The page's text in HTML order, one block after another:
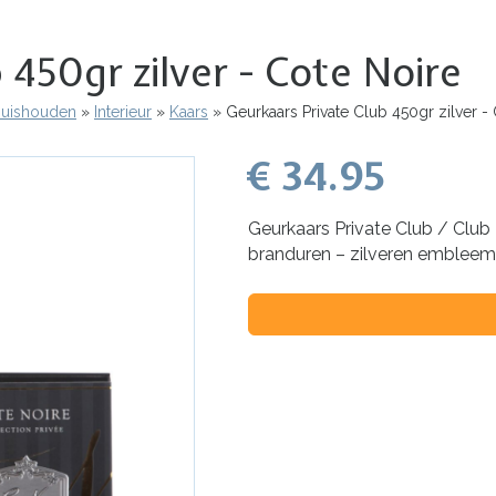
zilver - Cote Noire
Interieur Kaars Geurkaars Private Club 450gr zilver -
€ 34.95
Geurkaars Private Club /
branduren – zilveren embleem